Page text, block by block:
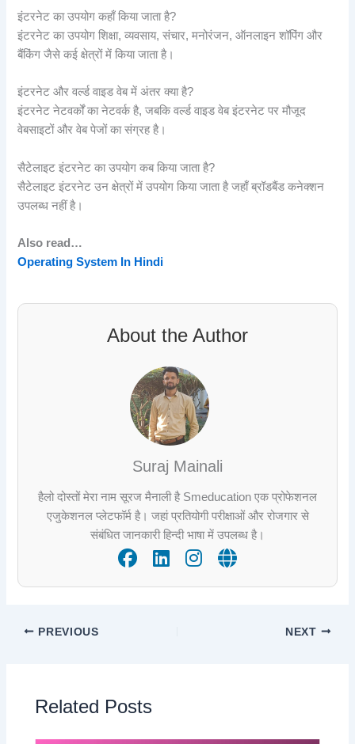
इंटरनेट का उपयोग कहाँ किया जाता है?
इंटरनेट का उपयोग शिक्षा, व्यवसाय, संचार, मनोरंजन, ऑनलाइन शॉपिंग और
बैंकिंग जैसे कई क्षेत्रों में किया जाता है।
इंटरनेट और वर्ल्ड वाइड वेब में अंतर क्या है?
इंटरनेट नेटवर्कों का नेटवर्क है, जबकि वर्ल्ड वाइड वेब इंटरनेट पर मौजूद
वेबसाइटों और वेब पेजों का संग्रह है।
सैटेलाइट इंटरनेट का उपयोग कब किया जाता है?
सैटेलाइट इंटरनेट उन क्षेत्रों में उपयोग किया जाता है जहाँ ब्रॉडबैंड कनेक्शन
उपलब्ध नहीं है।
Also read…
Operating System In Hindi
About the Author
Suraj Mainali
हैलो दोस्तों मेरा नाम सूरज मैनाली है Smeducation एक प्रोफेशनल
एजुकेशनल प्लेटफॉर्म है। जहां प्रतियोगी परीक्षाओं और रोजगार से
संबंधित जानकारी हिन्दी भाषा में उपलब्ध है।
PREVIOUS NEXT
Related Posts